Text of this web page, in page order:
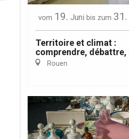
Forges-les-Eaux
Neufchâtel-en-Bray
vom 19. Juni bis zum 31.
Territoire et climat :
comprendre, débattre,
Rouen